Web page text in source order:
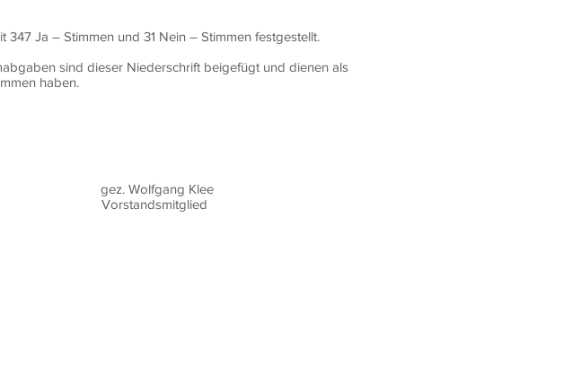
Ja – Stimmen und 31 Nein – Stimmen festgestellt.
sind dieser Niederschrift beigefügt und dienen als
haben.
gez. Wolfgang Klee
Vorstandsmitglied